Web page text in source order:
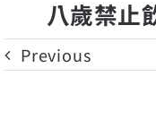
八歲禁止
Previous